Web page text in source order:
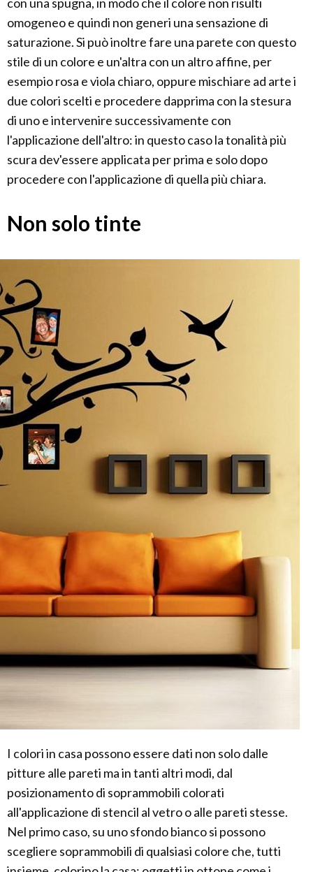
omogeneo e quindi non generi una sensazione di
saturazione. Si può inoltre fare una parete con questo
stile di un colore e un'altra con un altro affine, per
esempio rosa e viola chiaro, oppure mischiare ad arte i
due colori scelti e procedere dapprima con la stesura
di uno e intervenire successivamente con
l'applicazione dell'altro: in questo caso la tonalità più
scura dev'essere applicata per prima e solo dopo
procedere con l'applicazione di quella più chiara.
Non solo tinte
I colori in casa possono essere dati non solo dalle
pitture alle pareti ma in tanti altri modi, dal
posizionamento di soprammobili colorati
all'applicazione di stencil al vetro o alle pareti stesse.
Nel primo caso, su uno sfondo bianco si possono
scegliere soprammobili di qualsiasi colore che, tutti